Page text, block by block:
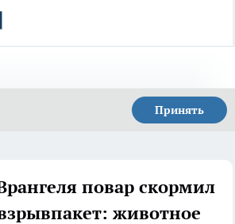
Принять
повар скормил
животное